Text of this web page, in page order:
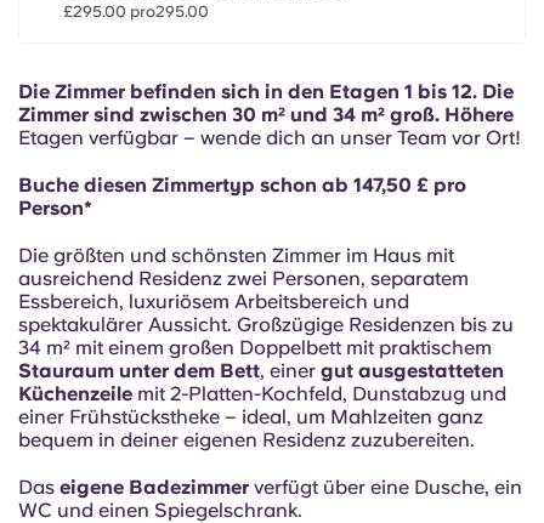
£295.00 pro295.00
Die Zimmer befinden sich in den Etagen 1 bis 12. Die
Zimmer sind zwischen 30 m² und 34 m² groß. Höhere
Etagen verfügbar – wende dich an unser Team vor Ort!
Buche diesen Zimmertyp schon ab 147,50 £ pro
Person*
Die größten und schönsten Zimmer im Haus mit
ausreichend Residenz zwei Personen, separatem
Essbereich, luxuriösem Arbeitsbereich und
spektakulärer Aussicht. Großzügige Residenzen bis zu
34 m² mit einem großen Doppelbett mit praktischem
Stauraum unter dem Bett, einer gut ausgestatteten
Küchenzeile mit 2-Platten-Kochfeld, Dunstabzug und
einer Frühstückstheke – ideal, um Mahlzeiten ganz
bequem in deiner eigenen Residenz zuzubereiten.
Das eigene Badezimmer verfügt über eine Dusche, ein
WC und einen Spiegelschrank.